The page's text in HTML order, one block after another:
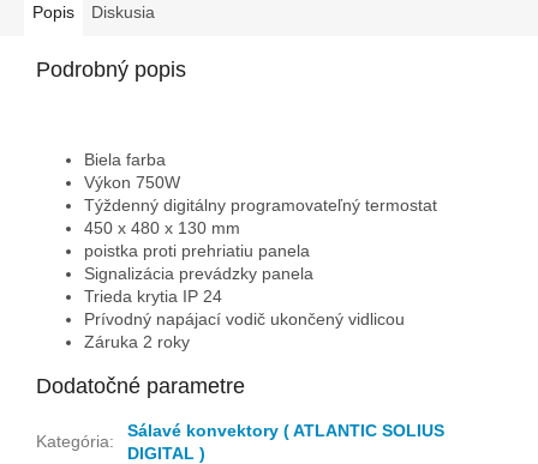
Popis Diskusia
Podrobný popis
Biela farba
Výkon 750W
Týždenný digitálny programovateľný termostat
450 x 480 x 130 mm
poistka proti prehriatiu panela
Signalizácia prevádzky panela
Trieda krytia IP 24
Prívodný napájací vodič ukončený vidlicou
Záruka 2 roky
Dodatočné parametre
Kategória:
Sálavé konvektory ( ATLANTIC SOLIUS
DIGITAL )